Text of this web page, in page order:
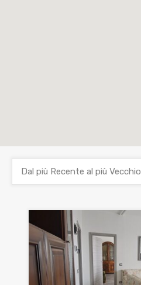
Dal più Recente al più Vecchio